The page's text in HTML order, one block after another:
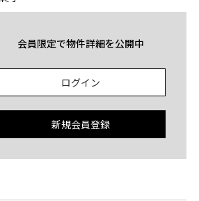
会員限定で物件詳細を公開中
ログイン
新規会員登録